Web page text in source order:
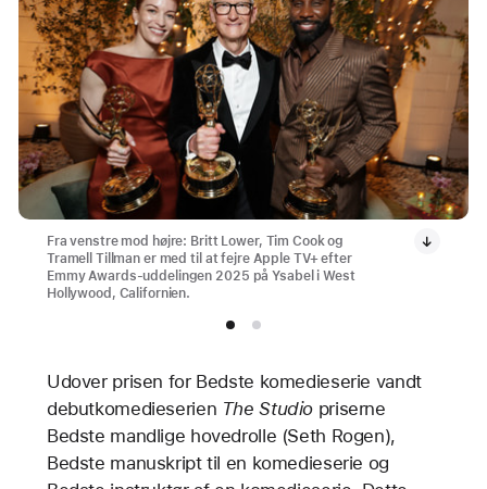
Fra venstre mod højre: Britt Lower, Tim Cook og
Tramell Tillman er med til at fejre Apple TV+ efter
Emmy Awards-uddelingen 2025 på Ysabel i West
Hollywood, Californien.
Udover prisen for Bedste komedieserie vandt
debutkomedieserien The Studio priserne
Bedste mandlige hovedrolle (Seth Rogen),
Bedste manuskript til en komedieserie og